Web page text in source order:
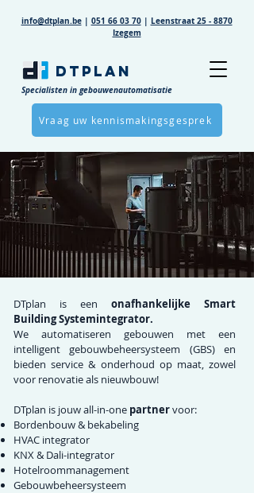
info@dtplan.be| 051 66 03 70| Leenstraat 25 - 8870
Izegem
DTPLAN
Vraag uw kennismakingsgesprek
Specialisten in gebouwenautomatisatie
DTplan is een onafhankelijke Smart
Building Systemintegrator.
We automatiseren gebouwen met een
intelligent gebouwbeheersysteem (GBS) en
bieden service & onderhoud op maat, zowel
voor renovatie als nieuwbouw!
DTplan is jouw all-in-one partnervoor:
Bordenbouw & bekabeling
HVAC integrator
KNX & Dali-integrator
Hotelroommanagement
Gebouwbeheersysteem